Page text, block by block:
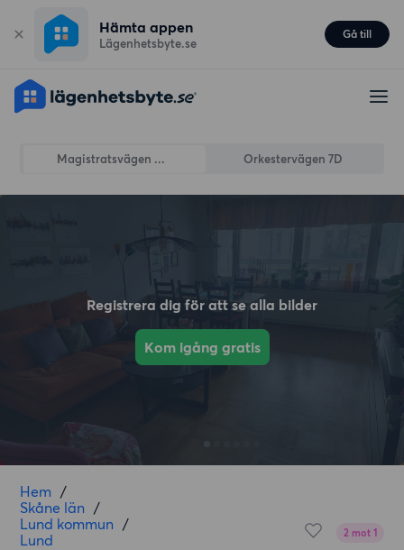
Hämta appen
Lägenhetsbyte.se
Gå till
Magistratsvägen ... Orkestervägen 7D
Registrera dig för att se alla bilder
Kom igång gratis
Hem /
Skåne län /
Lund kommun /
Lund
2 mot 1